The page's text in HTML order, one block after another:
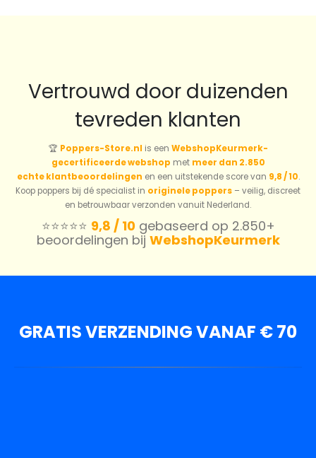
Vertrouwd door duizenden
tevreden klanten
🏆 Poppers-Store.nl is een WebshopKeurmerk-
gecertificeerde webshop met meer dan 2.850
echte klantbeoordelingen en een uitstekende score van 9,8 / 10.
Koop poppers bij dé specialist in originele poppers – veilig, discreet
en betrouwbaar verzonden vanuit Nederland.
⭐️⭐️⭐️⭐️⭐️ 9,8 / 10gebaseerd op 2.850+
beoordelingen bij WebshopKeurmerk
GRATIS VERZENDING VANAF € 70